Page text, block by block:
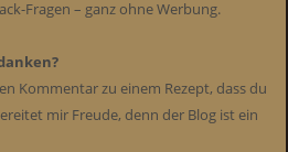
Fragen – ganz ohne Werbung.
Kommentar zu einem Rezept, dass du
mir Freude, denn der Blog ist ein